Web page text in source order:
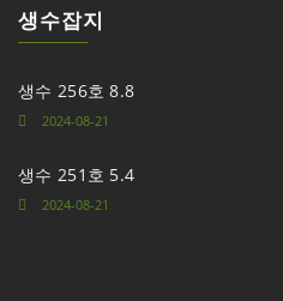
생수잡지
생수 256호 8.8
2024-08-21
생수 251호 5.4
2024-08-21